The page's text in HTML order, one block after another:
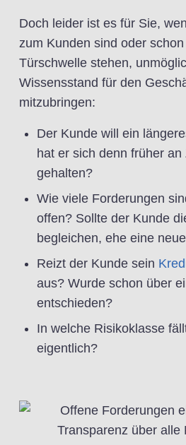
Doch leider ist es für Sie,
zum Kunden sind oder
Türschwelle stehen,
Wissensstand für den
mitzubringen:
Der Kunde will ein
hat er sich denn früher
gehalten?
Wie viele Forderungen
offen? Sollte der Kunde
begleichen, ehe eine
Reizt der Kunde sein
aus? Wurde schon über
entschieden?
In welche Risikoklasse
eigentlich?